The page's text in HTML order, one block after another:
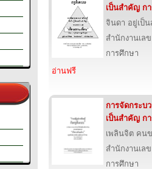
เป็นสำคัญ ก
จินดา อยู่เป็
สำนักงานเล
การศึกษา
อ่านฟรี
การจัดกระบ
เป็นสำคัญ ก
เพลินจิต คน
สำนักงานเล
การศึกษา